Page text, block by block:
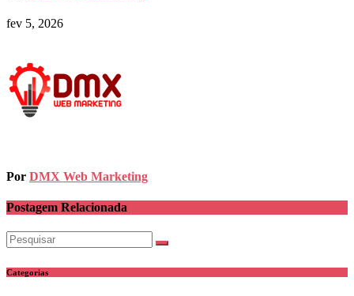
fev 5, 2026
Por DMX Web Marketing
Postagem Relacionada
Categorias